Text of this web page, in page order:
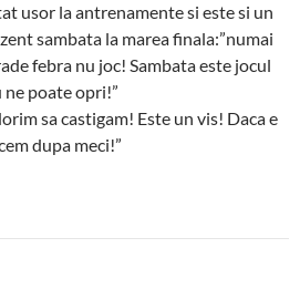
usor la antrenamente si este si un
sambata la marea finala:”numai
febra nu joc! Sambata este jocul
poate opri!”
sa castigam! Este un vis! Daca e
dupa meci!”